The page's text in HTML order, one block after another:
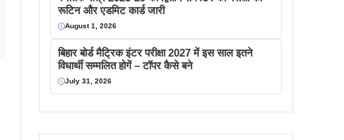
रूटिन और एडमिट कार्ड जारी
August 1, 2026
बिहार बोर्ड मैट्रिक इंटर परीक्षा 2027 में इस साल इतने
विधार्थी सम्मलित होगें – टॉपर कैसे बने
July 31, 2026